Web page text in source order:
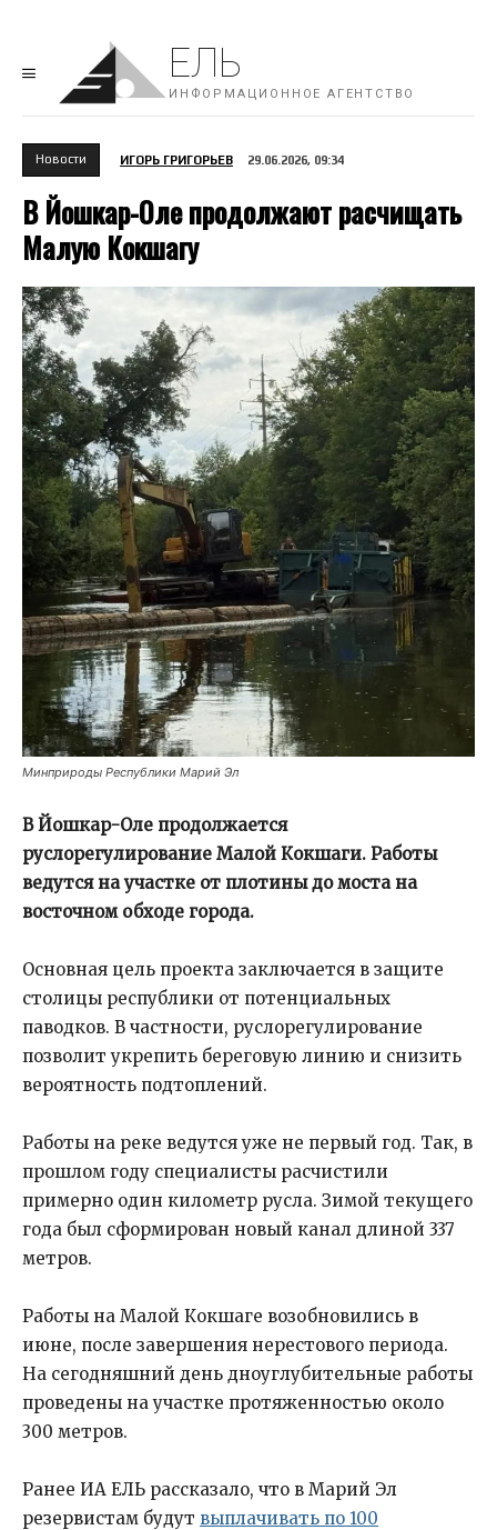
ЕЛЬ
ИНФОРМАЦИОННОЕ АГЕНТСТВО
Новости ИГОРЬ ГРИГОРЬЕВ 29.06.2026, 09:34
В Йошкар-Оле продолжают расчищать
Малую Кокшагу
Минприроды Республики Марий Эл
В Йошкар-Оле продолжается
руслорегулирование Малой Кокшаги. Работы
ведутся на участке от плотины до моста на
восточном обходе города.
Основная цель проекта заключается в защите
столицы республики от потенциальных
паводков. В частности, руслорегулирование
позволит укрепить береговую линию и снизить
вероятность подтоплений.
Работы на реке ведутся уже не первый год. Так, в
прошлом году специалисты расчистили
примерно один километр русла. Зимой текущего
года был сформирован новый канал длиной 337
метров.
Работы на Малой Кокшаге возобновились в
июне, после завершения нерестового периода.
На сегодняшний день дноуглубительные работы
проведены на участке протяженностью около
300 метров.
Ранее ИА ЕЛЬ рассказало, что в Марий Эл
резервистам будут выплачивать по 100